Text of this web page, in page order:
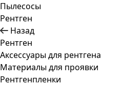
Пылесосы
Рентген
Назад
Рентген
Аксессуары для рентгена
Материалы для проявки
Рентгенпленки